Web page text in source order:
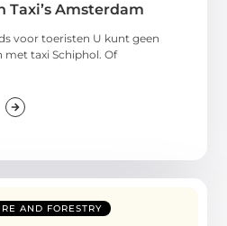
Taxi’s Amsterdam
voor toeristen U kunt geen
met taxi Schiphol. Of
AND FORESTRY